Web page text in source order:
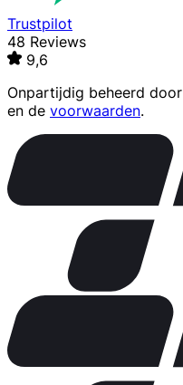
Trustpilot
48 Reviews
9,6
Onpartijdig beheerd door
en de voorwaarden.